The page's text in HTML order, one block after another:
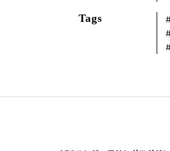
Tags